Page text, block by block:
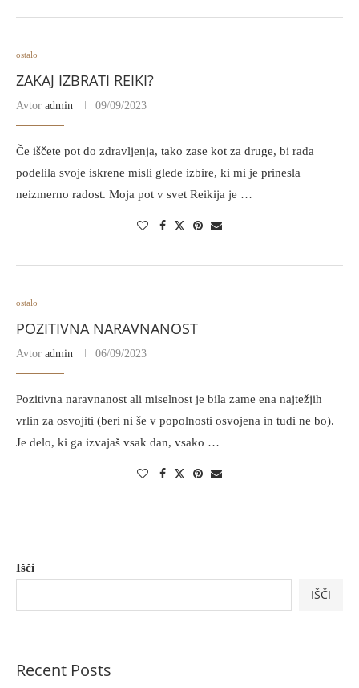
ostalo
ZAKAJ IZBRATI REIKI?
Avtor admin 09/09/2023
Če iščete pot do zdravljenja, tako zase kot za druge, bi rada
podelila svoje iskrene misli glede izbire, ki mi je prinesla
neizmerno radost. Moja pot v svet Reikija je …
ostalo
POZITIVNA NARAVNANOST
Avtor admin 06/09/2023
Pozitivna naravnanost ali miselnost je bila zame ena najtežjih
vrlin za osvojiti (beri ni še v popolnosti osvojena in tudi ne bo).
Je delo, ki ga izvajaš vsak dan, vsako …
Išči
IŠČI
Recent Posts